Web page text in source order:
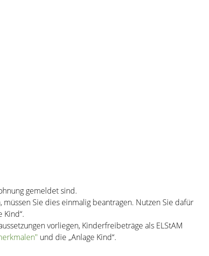
gemeldet sind.
Sie dies einmalig beantragen. Nutzen Sie dafür
Kind“.
vorliegen, Kinderfreibeträge als ELStAM
und die „Anlage Kind“.